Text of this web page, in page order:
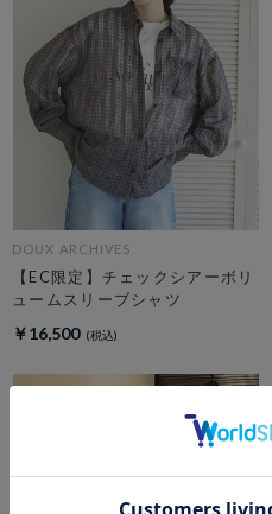
DOUX ARCHIVES
【EC限定】チェックシアーボリ
ュームスリーブシャツ
￥16,500